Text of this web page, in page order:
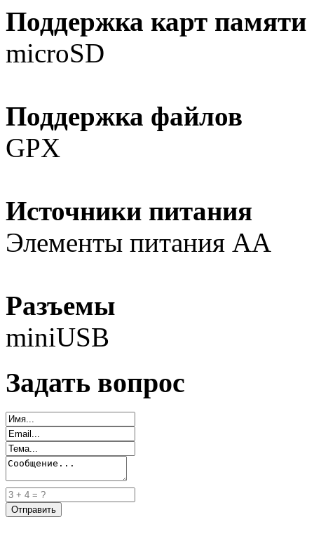
Поддержка карт памяти
microSD
Поддержка файлов
GPX
Источники питания
Элементы питания АА
Разъемы
miniUSB
Задать вопрос